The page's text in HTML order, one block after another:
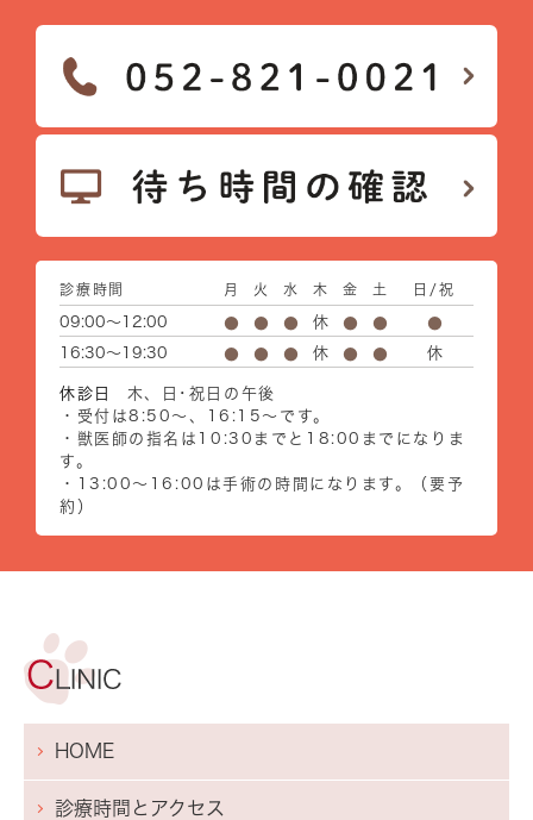
診療時間 月 火 水 木 金 土 日/祝
09:00～12:00 ● ● ● 休 ● ●
●
16:30～19:30
● ● ● 休 ● ● 休
休診日
木、日･祝日の午後
・受付は8:50～、16:15～です。
・獣医師の指名は10:30までと18:00までになりま
す。
・13:00～16:00は手術の時間になります。（要予
約）
HOME
診療時間とアクセス